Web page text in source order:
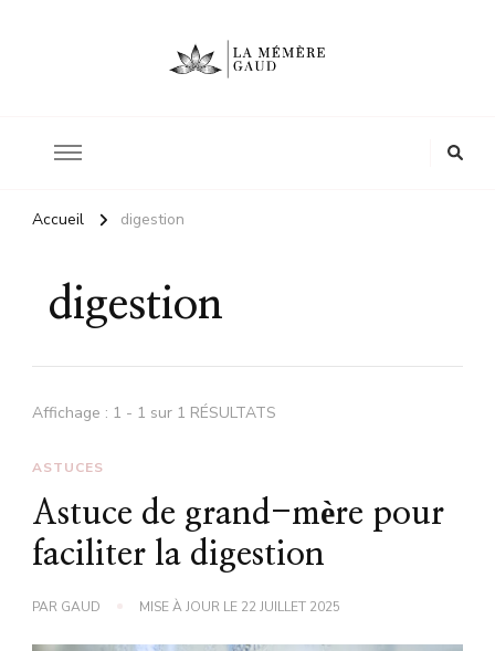
Accueil digestion
digestion
Affichage : 1 - 1 sur 1 RÉSULTATS
ASTUCES
Astuce de grand-mère pour
faciliter la digestion
PAR GAUD MISE À JOUR LE 22 JUILLET 2025